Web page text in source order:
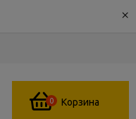
×
0 Корзина